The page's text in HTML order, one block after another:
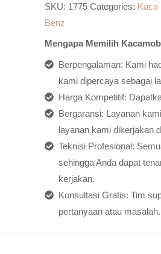
SKU: 1775 Categories: Kaca
Benz
Mengapa Memilih
Berpengalaman: Kami
kami dipercaya sebagai
Harga Kompetitif:
Bergaransi: Layanan
layanan kami dikerjakan
Teknisi Profesional:
sehingga Anda dapat
kerjakan.
Konsultasi Gratis: Tim
pertanyaan atau masalah.